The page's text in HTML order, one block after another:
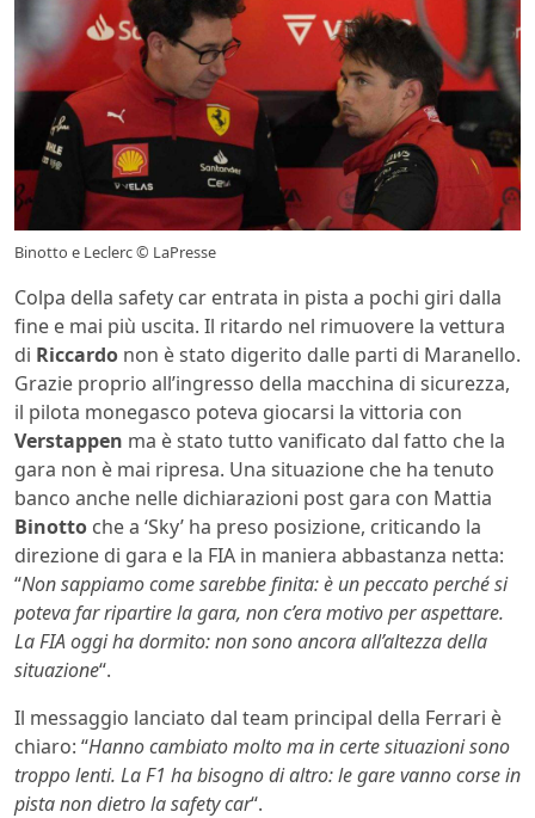
Binotto e Leclerc © LaPresse
Colpa della safety car entrata in pista a pochi giri dalla
fine e mai più uscita. Il ritardo nel rimuovere la vettura
di Riccardo non è stato digerito dalle parti di Maranello.
Grazie proprio all’ingresso della macchina di sicurezza,
il pilota monegasco poteva giocarsi la vittoria con
Verstappen ma è stato tutto vanificato dal fatto che la
gara non è mai ripresa. Una situazione che ha tenuto
banco anche nelle dichiarazioni post gara con Mattia
Binotto che a ‘Sky’ ha preso posizione, criticando la
direzione di gara e la FIA in maniera abbastanza netta:
“Non sappiamo come sarebbe finita: è un peccato perché si
poteva far ripartire la gara, non c’era motivo per aspettare.
La FIA oggi ha dormito: non sono ancora all’altezza della
situazione“.
Il messaggio lanciato dal team principal della Ferrari è
chiaro: “Hanno cambiato molto ma in certe situazioni sono
troppo lenti. La F1 ha bisogno di altro: le gare vanno corse in
pista non dietro la safety car“.